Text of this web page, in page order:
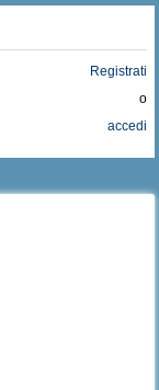
Registrati
o
accedi